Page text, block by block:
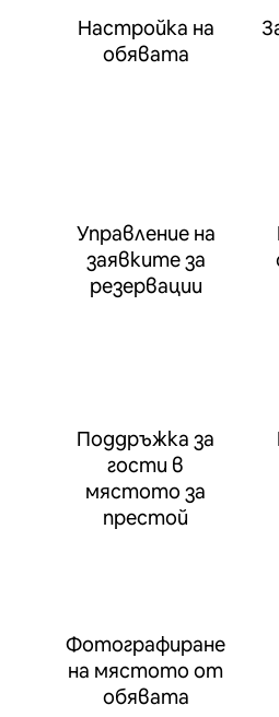
Настройка на
обявата
Управление на
заявките за
резервации
Поддръжка за
гости в
мястото за
престой
Фотографиране
на мястото от
обявата